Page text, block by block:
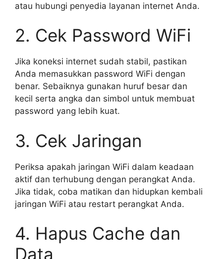
atau hubungi penyedia layanan internet Anda.
2. Cek Password WiFi
Jika koneksi internet sudah stabil, pastikan
Anda memasukkan password WiFi dengan
benar. Sebaiknya gunakan huruf besar dan
kecil serta angka dan simbol untuk membuat
password yang lebih kuat.
3. Cek Jaringan
Periksa apakah jaringan WiFi dalam keadaan
aktif dan terhubung dengan perangkat Anda.
Jika tidak, coba matikan dan hidupkan kembali
jaringan WiFi atau restart perangkat Anda.
4. Hapus Cache dan
Data